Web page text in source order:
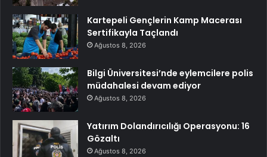
Kartepeli Gençlerin Kamp Macerası
Sertifikayla Taçlandı
Ağustos 8, 2026
Bilgi Üniversitesi’nde eylemcilere polis
müdahalesi devam ediyor
Ağustos 8, 2026
Yatırım Dolandırıcılığı Operasyonu: 16
Gözaltı
Ağustos 8, 2026